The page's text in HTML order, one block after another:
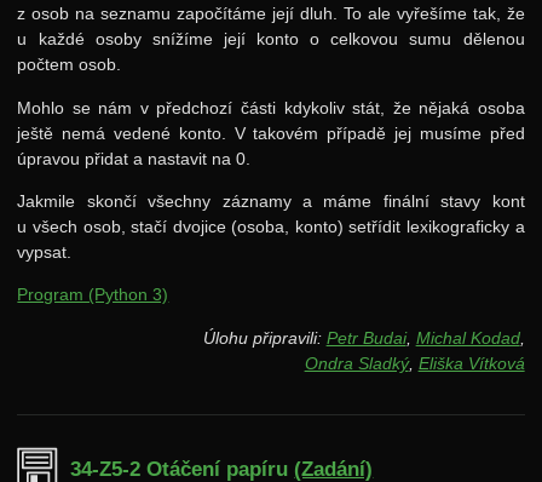
z osob na seznamu započítáme její dluh. To ale vyřešíme tak, že
u každé osoby snížíme její konto o celkovou sumu dělenou
počtem osob.
Mohlo se nám v předchozí části kdykoliv stát, že nějaká osoba
ještě nemá vedené konto. V takovém případě jej musíme před
úpravou přidat a nastavit na 0.
Jakmile skončí všechny záznamy a máme finální stavy kont
u všech osob, stačí dvojice (osoba, konto) setřídit lexikograficky a
vypsat.
Program (Python 3)
Úlohu připravili: Petr Budai, Michal Kodad,
Ondra Sladký, Eliška Vítková
34-Z5-2 Otáčení papíru (Zadání)
Řešení
Řešení
Zadání 5. série
Řešení
Výsledky
30. ročník: 17/18